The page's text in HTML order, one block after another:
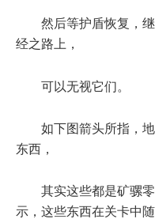
然后等护盾恢复，
经之路上，
可以无视它们。
如下图箭头所指，
东西，
其实这些都是矿骡
示，这些东西在关卡中随